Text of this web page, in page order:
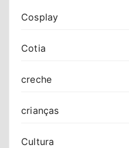
Cosplay
Cotia
creche
crianças
Cultura